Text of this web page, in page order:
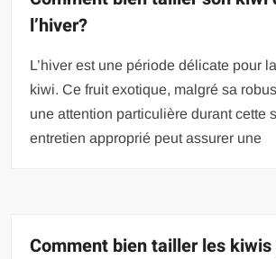
l’hiver?
L’hiver est une période délicate pour
kiwi. Ce fruit exotique, malgré sa
une attention particulière durant cette
entretien approprié peut assurer une
Comment bien tailler les